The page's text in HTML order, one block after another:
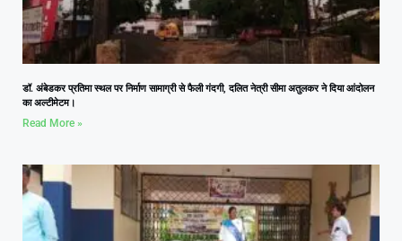
डॉ. अंबेडकर प्रतिमा स्थल पर निर्माण सामाग्री से फैली गंदगी, दलित नेत्री सीमा अतुलकर ने दिया आंदोलन
का अल्टीमेटम।
Read More »